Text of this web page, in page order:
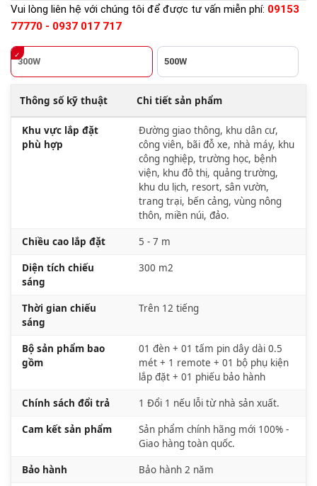
Vui lòng liên hệ với chúng tôi để được tư vấn miễn phí: 09153
77770 - 0937 017 717
300W 500W
Thông số kỹ thuật Chi tiết sản phẩm
Khu vực lắp đặt
phù hợp
Đường giao thông, khu dân cư,
công viên, bãi đỗ xe, nhà máy, khu
công nghiệp, trường học, bệnh
viện, khu đô thị, quảng trường,
khu du lịch, resort, sân vườn,
trang trại, bến cảng, vùng nông
thôn, miền núi, đảo.
Chiều cao lắp đặt 5 - 7 m
Diện tích chiếu
sáng
300 m2
Thời gian chiếu
sáng
Trên 12 tiếng
Bộ sản phẩm bao
gồm
01 đèn + 01 tấm pin dây dài 0.5
mét + 1 remote + 01 bộ phụ kiện
lắp đặt + 01 phiếu bảo hành
Chính sách đổi trả 1 Đổi 1 nếu lỗi từ nhà sản xuất.
Cam kết sản phẩm
Sản phẩm chính hãng mới 100% -
Giao hàng toàn quốc.
Bảo hành Bảo hành 2 năm